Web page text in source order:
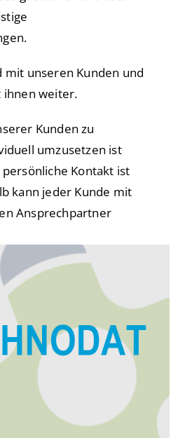
mit unseren Kunden und
ihnen weiter.
Kunden zu
umzusetzen ist
Kontakt ist
kann jeder Kunde mit
Ansprechpartner